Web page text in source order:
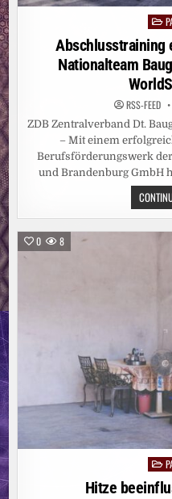
in
Nationalteam
RSS-FEED
ZDB Zentralverband Dt.
– Mit einem
Berufsförderungswerk
und Brandenburg GmbH
0 8
in
Hitze